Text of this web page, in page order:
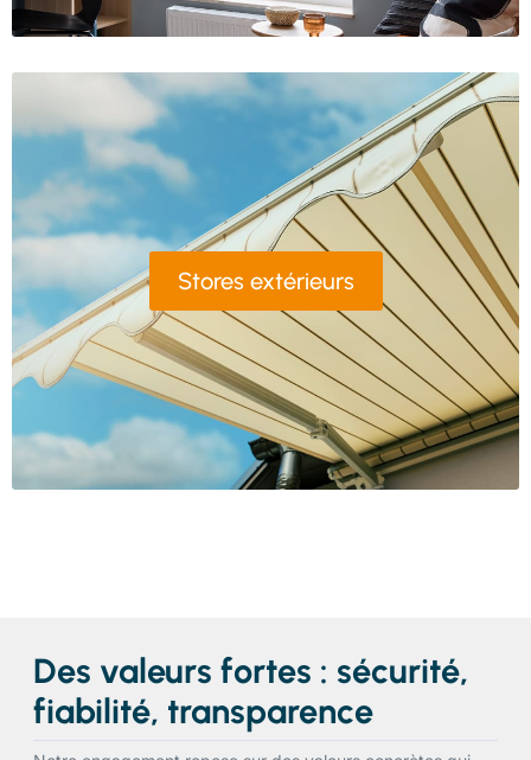
Stores extérieurs
Des valeurs fortes : sécurité,
fiabilité, transparence